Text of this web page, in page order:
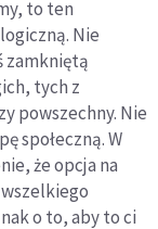
to ten
Nie
zamkniętą
tych z
powszechny. Nie
społeczną. W
że opcja na
o to, aby to ci